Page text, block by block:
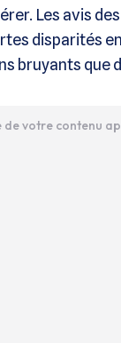
Les avis
disparités
bruyants que
de votre contenu